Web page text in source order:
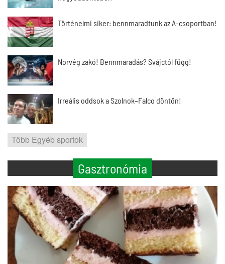
Történelmi siker: bennmaradtunk az A-csoportban!
Norvég zakó! Bennmaradás? Svájctól függ!
Irreális oddsok a Szolnok–Falco döntőn!
Több Egyéb sportok
Gasztronómia